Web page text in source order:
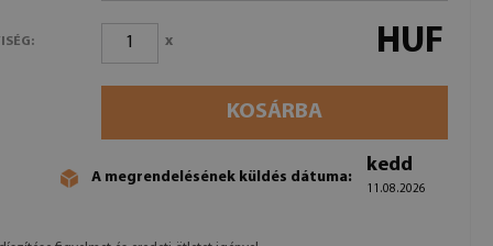
x HUF
KOSÁRBA
A megrendelésének küldés dátuma:
kedd
11.08.2026